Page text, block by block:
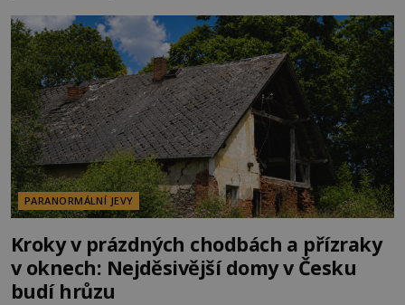
kolem 17 000 000 zábavychtivých lidí ročně. A ač je
velká snaha to utajit, někteří z
PARANORMÁLNÍ JEVY
Kroky v prázdných chodbách a přízraky
v oknech: Nejděsivější domy v Česku
budí hrůzu